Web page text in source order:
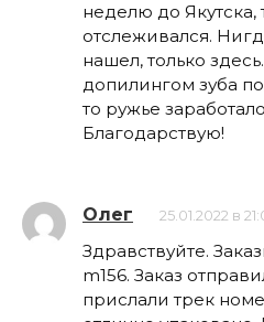
неделю до
отслеживался.
нашел, только
допилингом зуба
то ружье
Благодарствую!
Олег 25.01.2022 в
Здравствуйте.
m156. Заказ
прислали трек